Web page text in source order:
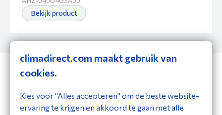
Bekijk product
Voor jou geselecteerd!
climadirect.com maakt gebruik van
cookies.
Kies voor "Alles accepteren" om de beste website-
ervaring te krijgen en akkoord te gaan met alle